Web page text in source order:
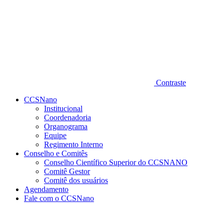
Contraste
CCSNano
Institucional
Coordenadoria
Organograma
Equipe
Regimento Interno
Conselho e Comitês
Conselho Científico Superior do CCSNANO
Comitê Gestor
Comitê dos usuários
Agendamento
Fale com o CCSNano